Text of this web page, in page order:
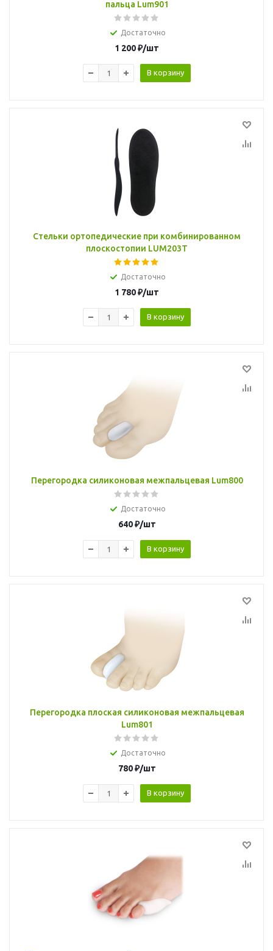
пальца Lum901
Достаточно
1 200₽/шт
В корзину
Стельки ортопедические при комбинированном
плоскостопии LUM203T
Достаточно
1 780₽/шт
В корзину
Перегородка силиконовая межпальцевая Lum800
Достаточно
640₽/шт
В корзину
Перегородка плоская силиконовая межпальцевая
Lum801
Достаточно
780₽/шт
В корзину